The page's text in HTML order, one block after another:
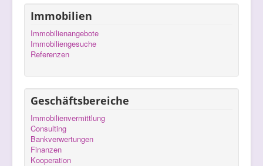
Immobilien
Immobilienangebote
Immobiliengesuche
Referenzen
Geschäftsbereiche
Immobilienvermittlung
Consulting
Bankverwertungen
Finanzen
Kooperation